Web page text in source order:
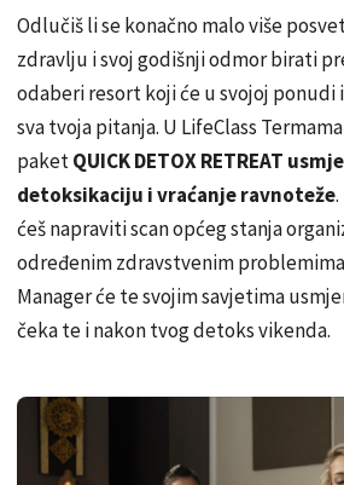
Odlučiš li se konačno malo više
zdravlju i svoj godišnji odmor birati
odaberi resort koji će u svojoj ponudi
sva tvoja pitanja. U LifeClass
paketQUICK DETOX RETREAT
detoksikaciju i vraćanje ravnoteže
ćeš napraviti scan općeg stanja
određenim zdravstvenim
Manager će te svojim savjetima
čeka te i nakon tvog detoks vikenda.